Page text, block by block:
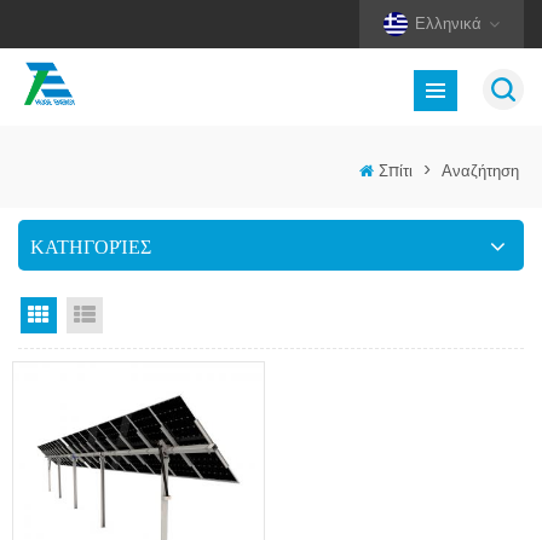
Ελληνικά
Σπίτι > Αναζήτηση
ΚΑΤΗΓΟΡΊΕΣ
Προβολή πλέγματος